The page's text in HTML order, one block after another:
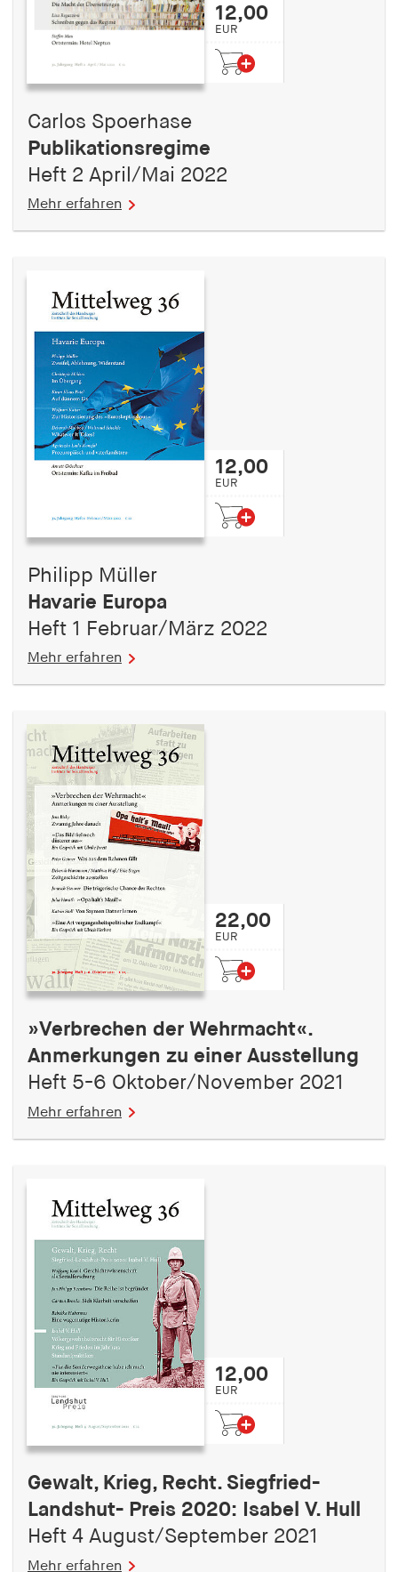
12,00
EUR
Carlos Spoerhase
Publikationsregime
Heft 2 April/Mai 2022
Mehr erfahren
12,00
EUR
Philipp Müller
Havarie Europa
Heft 1 Februar/März 2022
Mehr erfahren
22,00
EUR
»Verbrechen der Wehrmacht«.
Anmerkungen zu einer Ausstellung
Heft 5-6 Oktober/November 2021
Mehr erfahren
12,00
EUR
Gewalt, Krieg, Recht. Siegfried-
Landshut- Preis 2020: Isabel V. Hull
Heft 4 August/September 2021
Mehr erfahren